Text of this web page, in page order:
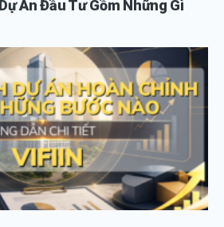
Án Đầu Tư Gồm Những Gì